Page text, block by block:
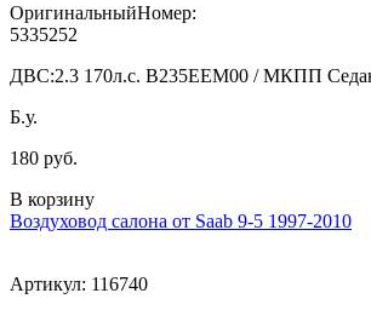
ОригинальныйНомер:
5335252
ДВС:2.3 170л.с. В235ЕЕМ00 / МКПП
Б.у.
180 руб.
В корзину
Воздуховод салона от Saab 9-5 1997-2010
Артикул: 116740